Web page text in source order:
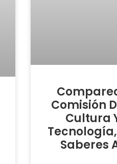
Comisión
Cultura
Saberes